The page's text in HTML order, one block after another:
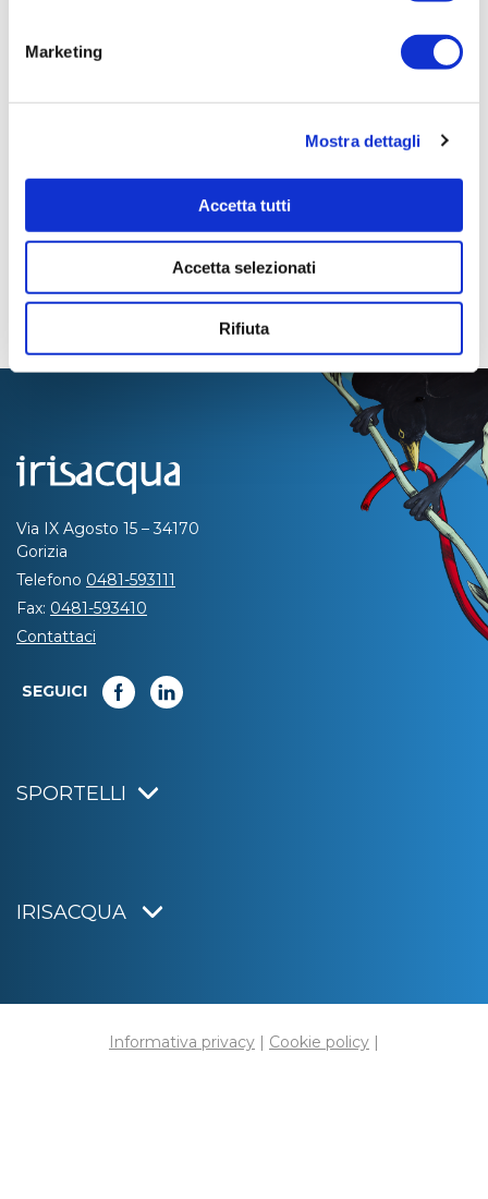
Marketing
Mostra dettagli
Accetta tutti
Accetta selezionati
Rifiuta
0,0000
Pagina aggiornata il 02/09/2020
Via IX Agosto 15 – 34170
Gorizia
Telefono 0481-593111
Fax: 0481-593410
Contattaci
SEGUICI
SPORTELLI
IRISACQUA
Informativa privacy | Cookie policy |